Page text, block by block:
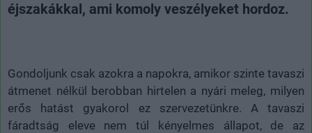
éjszakákkal, ami komoly veszélyeket hordoz.
Gondoljunk csak azokra a napokra, amikor szinte tavaszi
átmenet nélkül berobban hirtelen a nyári meleg, milyen
erős hatást gyakorol ez szervezetünkre. A tavaszi
fáradtság eleve nem túl kényelmes állapot, de az